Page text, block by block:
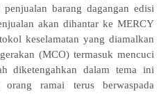
barang dagangan edisi
akan dihantar ke MERCY
keselamatan yang diamalkan
(MCO) termasuk mencuci
diketengahkan dalam tema ini
orang ramai terus berwaspada